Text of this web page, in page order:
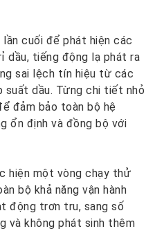
cuối để phát hiện các
dầu, tiếng động lạ phát ra
sai lệch tín hiệu từ các
dầu. Từng chi tiết nhỏ
đảm bảo toàn bộ hệ
ổn định và đồng bộ với
hiện một vòng chạy thử
bộ khả năng vận hành
động trơn tru, sang số
và không phát sinh thêm